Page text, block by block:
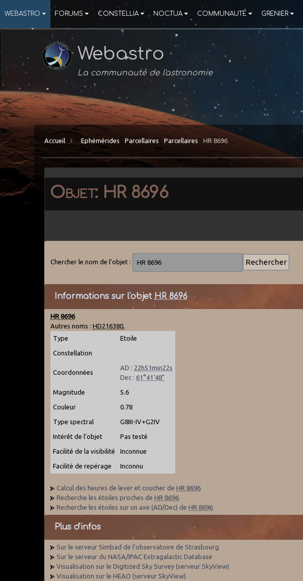
WEBASTRO FORUMS CONSTELLIA NOCTUA COMMUNAUTÉ GRENIER
Webastro
La communauté de l'astronomie
Accueil Ephémérides Parcellaires Parcellaires HR 8696
Objet: HR 8696
Chercher le nom de l'objet :
Informations sur l'objet HR 8696
HR 8696
Autres noms :HD216380
Type
Etoile
Constellation
Coordonnées
AD : 22h51min22s
Dec :61°41'48"
Magnitude 5.6
Couleur 0.78
Type spectral G8III-IV+G2IV
Intérêt de l'objet Pas testé
Facilité de la visibilité Inconnue
Facilité de repérage Inconnu
Calcul des heures de lever et coucher deHR 8696
Recherche les étoiles proches deHR 8696
Recherche les étoiles sur un axe (AD/Dec) deHR 8696
Plus d'infos
Sur le serveur Simbad de l'observatoire de Strasbourg
Sur le serveur du NASA/IPAC Extragalactic Database
Visualisation sur le Digitized Sky Survey (serveur SkyView)
Visualisation sur le HEAO (serveur SkyView)